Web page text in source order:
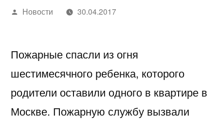
Написано
Новости 30.04.2017
Пожарные спасли из огня
шестимесячного ребенка, которого
родители оставили одного в квартире в
Москве. Пожарную службу вызвали